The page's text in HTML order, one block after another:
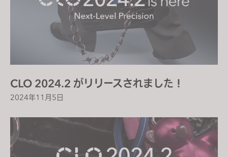
CLO 2024.2 がリリースされました！
2024年11月5日